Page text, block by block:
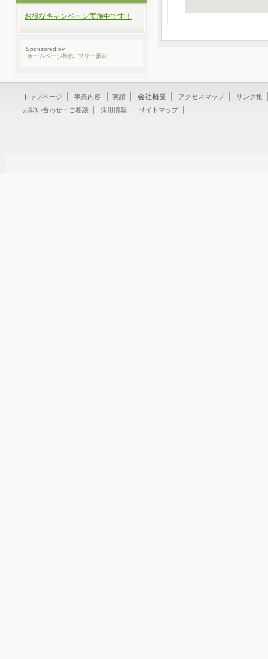
お得なキャンペーン実施中です！
Sponsored by
ホームページ制作 フリー素材
トップページ 事業内容 実績 会社概要 アクセスマップ
リンク集
お問い合わせ・ご相談
採用情報 サイトマップ